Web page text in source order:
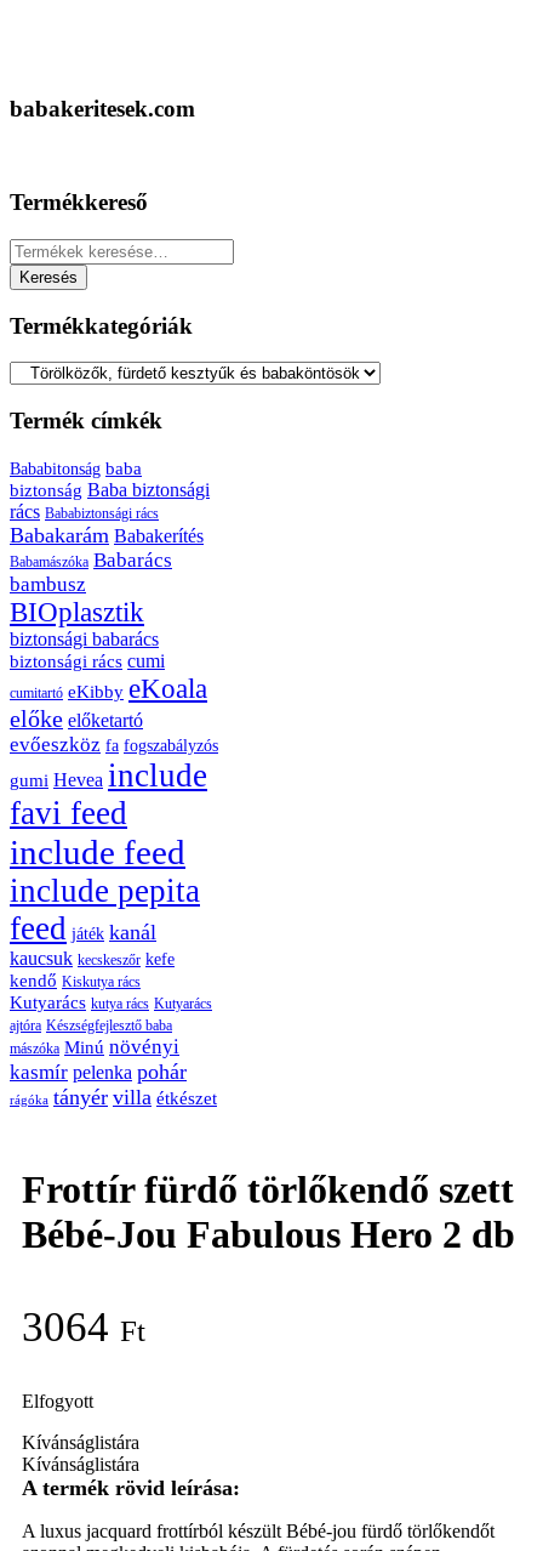
babakeritesek.com
Termékkereső
Keresés
a
következőre:
Keresés
Termékkategóriák
Termék címkék
Bababitonság baba
biztonság Baba biztonsági
rács Bababiztonsági rács
Babakarám Babakerítés
Babamászóka Babarács
bambusz
BIOplasztik
biztonsági babarács
biztonsági rács cumi
cumitartó eKibby eKoala
előke előketartó
evőeszköz fa fogszabályzós
gumi Hevea include
favi feed
include feed
include pepita
feed játék kanál
kaucsuk kecskeszőr kefe
kendő Kiskutya rács
Kutyarács kutya rács Kutyarács
ajtóra Készségfejlesztő baba
mászóka Minú növényi
kasmír pelenka pohár
rágóka tányér villa étkészet
Frottír fürdő törlőkendő szett
Bébé-Jou Fabulous Hero 2 db
3064 Ft
A luxus jacquard frottírból készült Bébé-jou fürdő törlőkendőt
Elfogyott
Kívánságlistára
Kívánságlistára